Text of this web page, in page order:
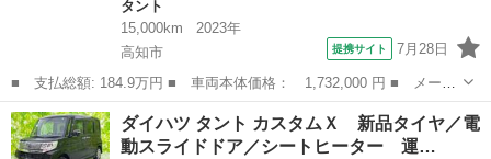
タント
15,000km
2023年
高知市
提携サイト 7月28日
■ 支払総額: 184.9万円 ■ 車両本体価格： 1,732,000 円 ■ メーカ
ー名： ダイハツ ■ 車種名： タント ■ グレード名： ファンク
ロス 新品タイヤ／ディスプレイオーディオ／スマートアシスト（ト
ヨタ・ダ...
高知 高知市 タント
ダイハツ タント カスタムＸ 新品タイヤ／電
動スライドドア／シートヒーター 運…